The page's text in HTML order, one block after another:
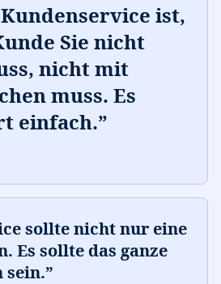
ist,
Sie nicht
nicht mit
muss. Es
einfach.”
sollte nicht nur eine
Es sollte das ganze
sein.”